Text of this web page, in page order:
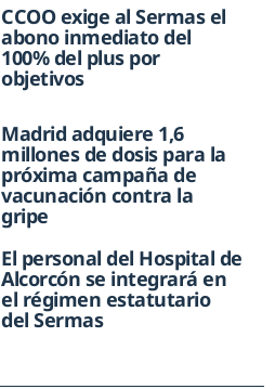
CCOO exige al Sermas el
abono inmediato del
100% del plus por
objetivos
Madrid adquiere 1,6
millones de dosis para la
próxima campaña de
vacunación contra la
gripe
El personal del Hospital de
Alcorcón se integrará en
el régimen estatutario
del Sermas